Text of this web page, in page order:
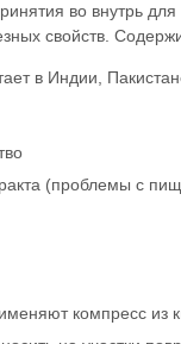
во внутрь
свойств. С
в Индии,
(проблемы с
компресс из